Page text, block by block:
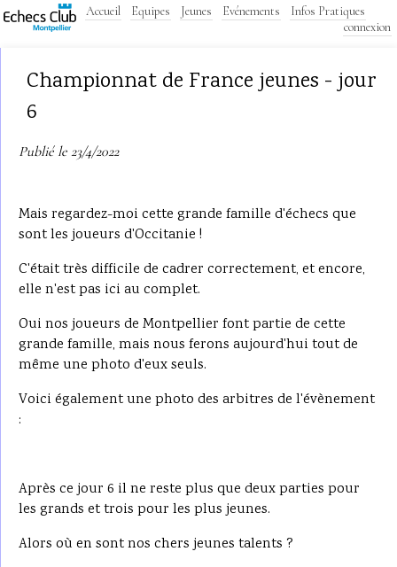
Accueil Equipes Jeunes Evénements
Infos Pratiques
connexion
Championnat de France jeunes - jour
6
Publié le 23/4/2022
Mais regardez-moi cette grande famille d'échecs que
sont les joueurs d'Occitanie !
C'était très difficile de cadrer correctement, et encore,
elle n'est pas ici au complet.
Oui nos joueurs de Montpellier font partie de cette
grande famille, mais nous ferons aujourd'hui tout de
même une photo d'eux seuls.
Voici également une photo des arbitres de l'évènement
:
Après ce jour 6 il ne reste plus que deux parties pour
les grands et trois pour les plus jeunes.
Alors où en sont nos chers jeunes talents ?